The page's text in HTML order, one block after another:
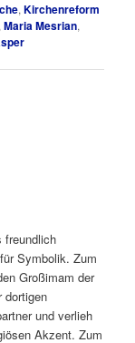
,Kirchenreform
,Maria Mesrian,
freundlich
Symbolik. Zum
Großimam der
dortigen
und verlieh
Akzent. Zum